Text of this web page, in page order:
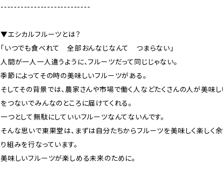
---------------------------
▼エシカルフルーツとは？
「いつでも食べれて 全部おんなじなんて つまらない」
人間が一人一人違うように、フルーツだって同じじゃない。
季節によってその時の美味しいフルーツがある。
そしてその背景では、農家さんや市場で働く人などたくさんの人が美味
をつないでみんなのところに届けてくれる。
一つとして無駄にしていいフルーツなんてないんです。
そんな思いで東果堂は、まずは自分たちからフルーツを美味しく楽しく
り組みを行なっています。
美味しいフルーツが楽しめる未来のために。